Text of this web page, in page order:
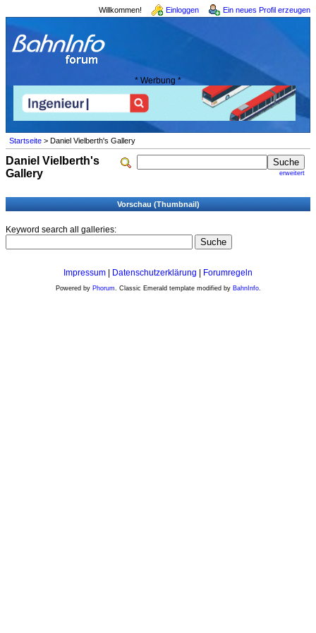
Willkommen! Einloggen Ein neues Profil erzeugen
* Werbung *
Startseite > Daniel Vielberth's Gallery
erweitert
Daniel Vielberth's
Gallery
Vorschau (Thumbnail)
Keyword search all galleries:
Impressum Datenschutzerklärung Forumregeln
Powered by Phorum. Classic Emerald template modified by BahnInfo.